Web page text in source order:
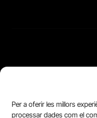
Per a oferir les millors
processar dades com el